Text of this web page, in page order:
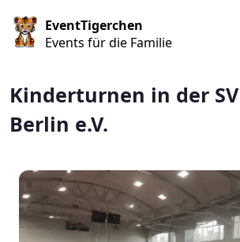
EventTigerchen
Events für die Familie
Kinderturnen in der
Berlin e.V.